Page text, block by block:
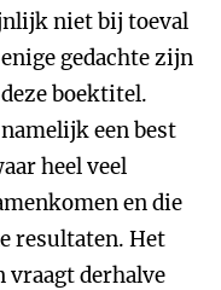
niet bij toeval
gedachte zijn
boektitel.
een best
heel veel
en die
resultaten. Het
vraagt derhalve